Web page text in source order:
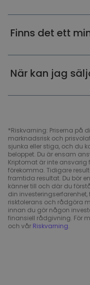
Finns det ett
När kan jag
*Riskvarning: Priserna på
marknadsrisk och
sjunka eller stiga, och du
beloppet. Du är ensam
Kriptomat är inte ansvarig
förekomma. Tidigare
framtida resultat. Du bör
känner till och där du
din
risktolerans och rådgöra
innan du gör någon
finansiell rådgivning. För
och vår Riskvarning.